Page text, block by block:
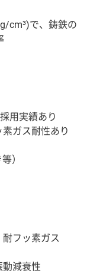
cm³)で、鋳鉄の
用実績あり
ガス耐性あり
）
フッ素ガス
減衰性